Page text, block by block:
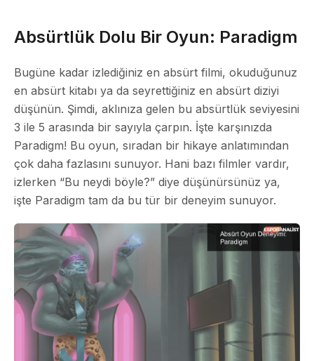
Absürtlük Dolu Bir Oyun: Paradigm
Bugüne kadar izlediğiniz en absürt filmi, okuduğunuz
en absürt kitabı ya da seyrettiğiniz en absürt diziyi
düşünün. Şimdi, aklınıza gelen bu absürtlük seviyesini
3 ile 5 arasında bir sayıyla çarpın. İşte karşınızda
Paradigm! Bu oyun, sıradan bir hikaye anlatımından
çok daha fazlasını sunuyor. Hani bazı filmler vardır,
izlerken “Bu neydi böyle?” diye düşünürsünüz ya,
işte Paradigm tam da bu tür bir deneyim sunuyor.